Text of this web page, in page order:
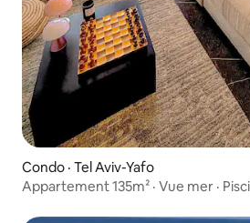
Condo · Tel Aviv-Yafo
Appartement 135m² · Vue mer ·